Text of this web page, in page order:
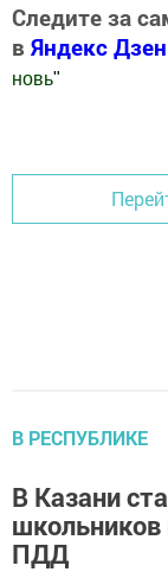
Следите за
в Яндекс Дзен
новь"
В РЕСПУБЛИКЕ
В Казани
школьников
ПДД